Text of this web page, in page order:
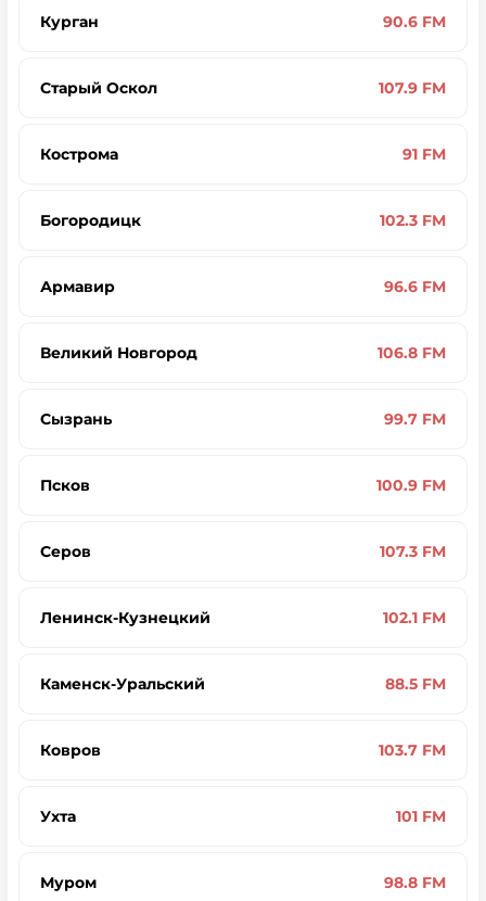
Курган 90.6 FM
Старый Оскол 107.9 FM
Кострома 91 FM
Богородицк 102.3 FM
Армавир 96.6 FM
Великий Новгород 106.8 FM
Сызрань 99.7 FM
Псков 100.9 FM
Серов 107.3 FM
Ленинск-Кузнецкий 102.1 FM
Каменск-Уральский 88.5 FM
Ковров 103.7 FM
Ухта 101 FM
Муром 98.8 FM